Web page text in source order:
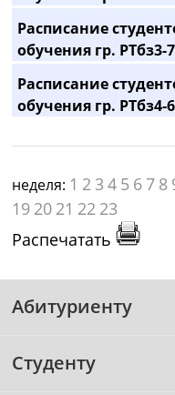
Расписание
обучения гр.
Расписание
обучения гр.
неделя: 1 2 3 4 5 6 7 8
19 20 21 22 23
Распечатать
Абитуриенту
Студенту